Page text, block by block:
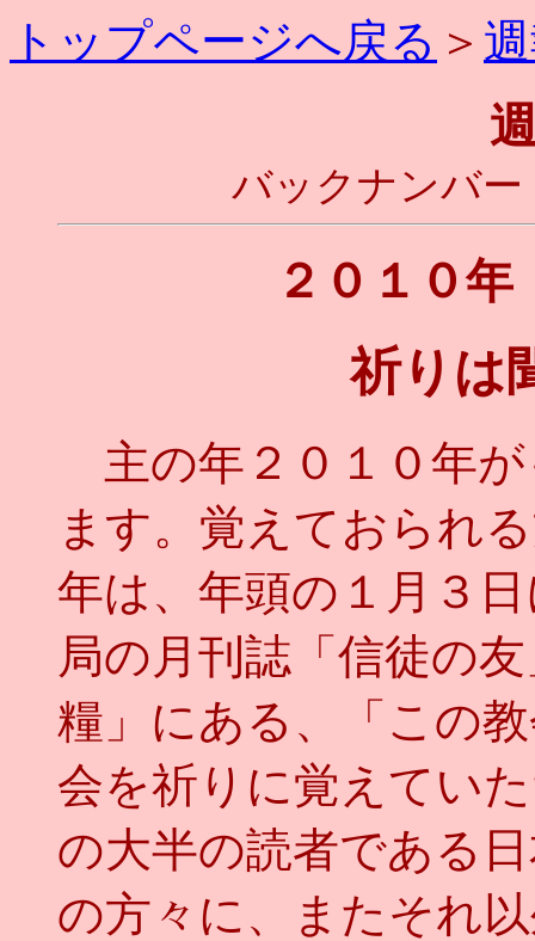
トップページへ戻る ＞
バックナンバ
２０１０
祈りは
主の年２０１０年
ます。覚えておられ
年は、年頭の１月３
局の月刊誌「信徒の
糧」にある、「この
会を祈りに覚えてい
の大半の読者である
の方々に、またそれ